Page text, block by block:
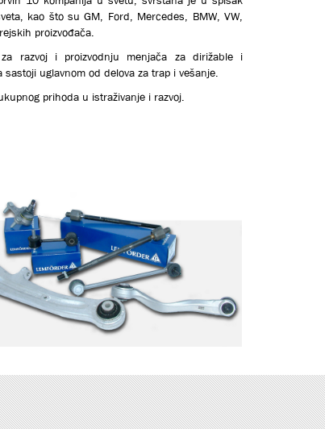
kao što su GM, Ford, Mercedes, BMW, VW,
proizvođača.
razvoj i proizvodnju menjača za dirižable i
uglavnom od delova za trap i vešanje.
prihoda u istraživanje i razvoj.